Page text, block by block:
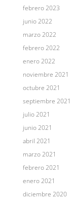
febrero 2023
junio 2022
marzo 2022
febrero 2022
enero 2022
noviembre 2021
octubre 2021
septiembre 2021
julio 2021
junio 2021
abril 2021
marzo 2021
febrero 2021
enero 2021
diciembre 2020